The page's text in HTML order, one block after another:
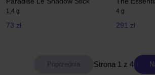
1,4 g
73 zł
4 g
291 zł
Strona 1 z 4